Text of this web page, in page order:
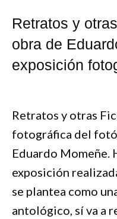
Retratos y
obra de
exposición
Retratos y otras
fotográfica del
Eduardo Momeñe.
exposición
se plantea como
antológico, sí va a